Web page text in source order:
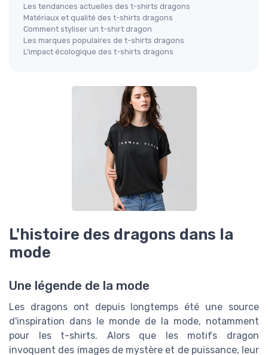
Les tendances actuelles des t-shirts dragons
Matériaux et qualité des t-shirts dragons
Comment styliser un t-shirt dragon
Les marques populaires de t-shirts dragons
L'impact écologique des t-shirts dragons
L'histoire des dragons dans la
mode
Une légende de la mode
Les dragons ont depuis longtemps été une source
d'inspiration dans le monde de la mode, notamment
pour les t-shirts. Alors que les motifs dragon
invoquent des images de mystère et de puissance, leur